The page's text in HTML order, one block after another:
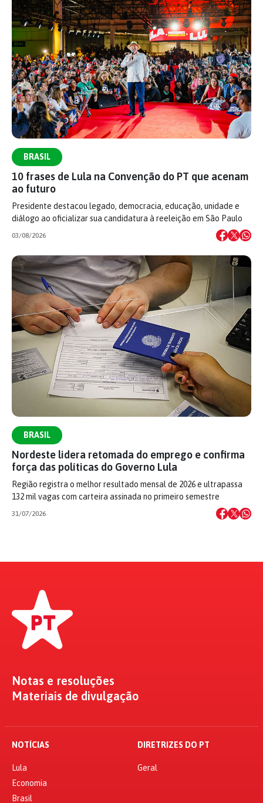
BRASIL
10 frases de Lula na Convenção do PT que acenam
ao futuro
Presidente destacou legado, democracia, educação, unidade e
diálogo ao oficializar sua candidatura à reeleição em São Paulo
03/08/2026
BRASIL
Nordeste lidera retomada do emprego e confirma
força das políticas do Governo Lula
Região registra o melhor resultado mensal de 2026 e ultrapassa
132 mil vagas com carteira assinada no primeiro semestre
31/07/2026
Notas e resoluções
Materiais de divulgação
NOTÍCIAS
Lula
Economia
Brasil
DIRETRIZES DO PT
Geral